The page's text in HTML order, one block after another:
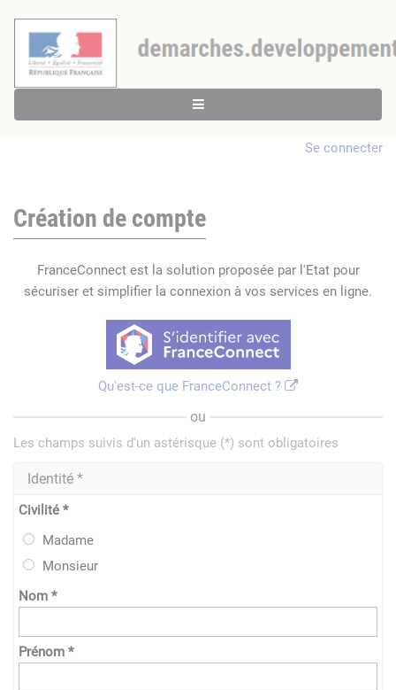
Se connecter
Création de compte
FranceConnect est la solution proposée par l'Etat pour
sécuriser et simplifier la connexion à vos services en ligne.
Qu'est-ce que FranceConnect ?
ou
Les champs suivis d'un astérisque (*) sont obligatoires
Identité *
Civilité *
Madame
Monsieur
Nom *
Prénom *